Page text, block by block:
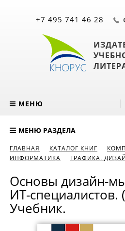
+7 495 741 46 28
МЕНЮ
МЕНЮ РАЗДЕЛА
ГЛАВНАЯ КАТАЛОГ КНИГ
ИНФОРМАТИКА
ГРАФИКА.
Основы дизайн-
ИТ-специалистов.
Учебник.